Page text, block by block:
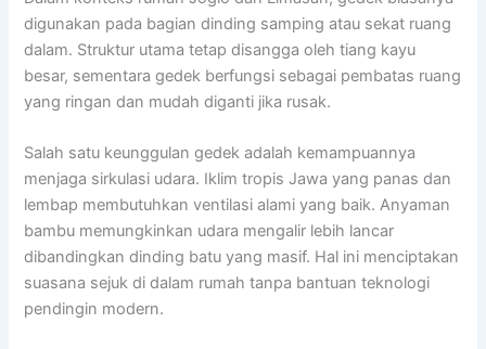
digunakan pada bagian dinding samping atau sekat ruang
dalam. Struktur utama tetap disangga oleh tiang kayu
besar, sementara gedek berfungsi sebagai pembatas ruang
yang ringan dan mudah diganti jika rusak.
Salah satu keunggulan gedek adalah kemampuannya
menjaga sirkulasi udara. Iklim tropis Jawa yang panas dan
lembap membutuhkan ventilasi alami yang baik. Anyaman
bambu memungkinkan udara mengalir lebih lancar
dibandingkan dinding batu yang masif. Hal ini menciptakan
suasana sejuk di dalam rumah tanpa bantuan teknologi
pendingin modern.